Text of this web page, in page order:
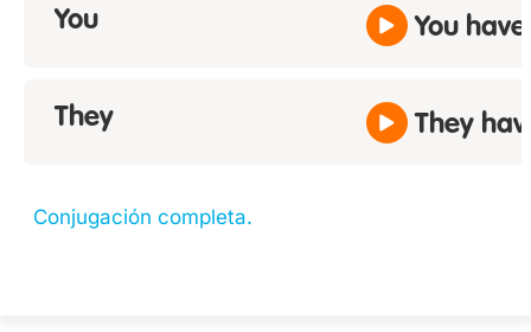
You You
They They
Conjugación completa.